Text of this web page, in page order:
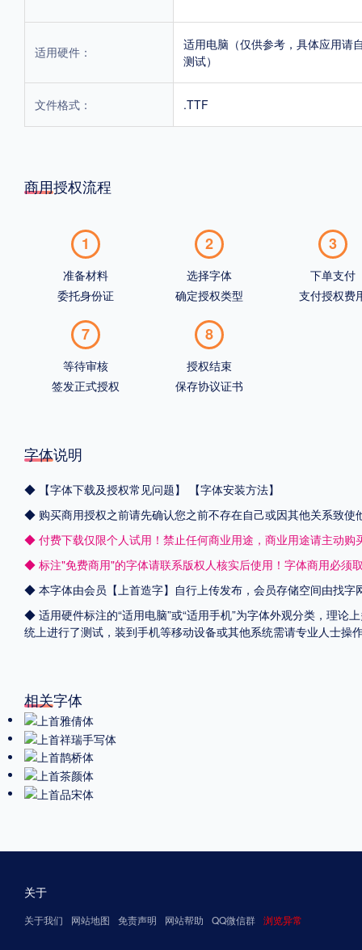
适用硬件：
适用电脑（仅供参考，具体应用请
测试）
文件格式： .TTF
商用授权流程
1
准备材料
委托身份证
2
选择字体
确定授权类型
3
下单支付
支付授权费
7
等待审核
签发正式授权
8
授权结束
保存协议证书
字体说明
◆ 【字体下载及授权常见问题】
【字体安装方法】
◆ 购买商用授权之前请先确认您之前不存在自己或因其他关系致使
◆ 付费下载仅限个人试用！禁止任何商业用途，商业用途请主动购
◆ 标注"免费商用"的字体请联系版权人核实后使用！字体商用必须
◆ 本字体由会员【 上首造字】自行上传发布，会员存储空间由找
◆ 适用硬件标注的“适用电脑”或“适用手机”为字体外观分类，理论
统上进行了测试，装到手机等移动设备或其他系统需请专业人士
相关字体
关于
关于我们 网站地图 免责声明 网站帮助 QQ微信群 浏览异常